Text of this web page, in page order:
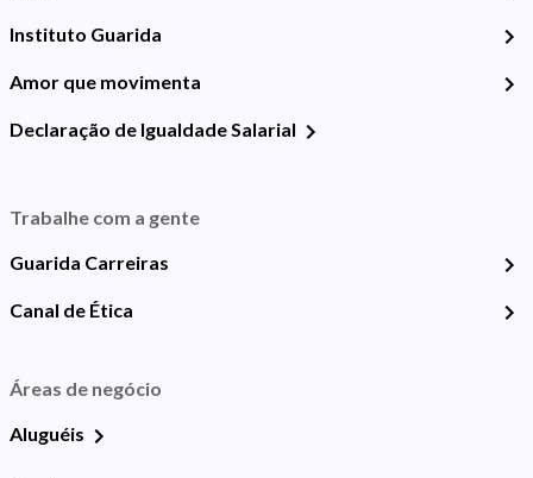
Instituto Guarida
Amor que movimenta
Declaração de Igualdade Salarial
Trabalhe com a gente
Guarida Carreiras
Canal de Ética
Áreas de negócio
Aluguéis